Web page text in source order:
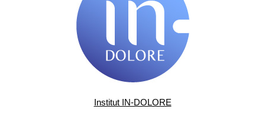
Institut IN-DOLORE